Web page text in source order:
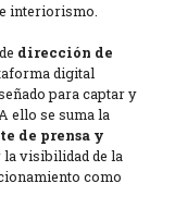
interiorismo.
dirección de
digital
para captar y
ello se suma la
de prensa y
la visibilidad de la
como